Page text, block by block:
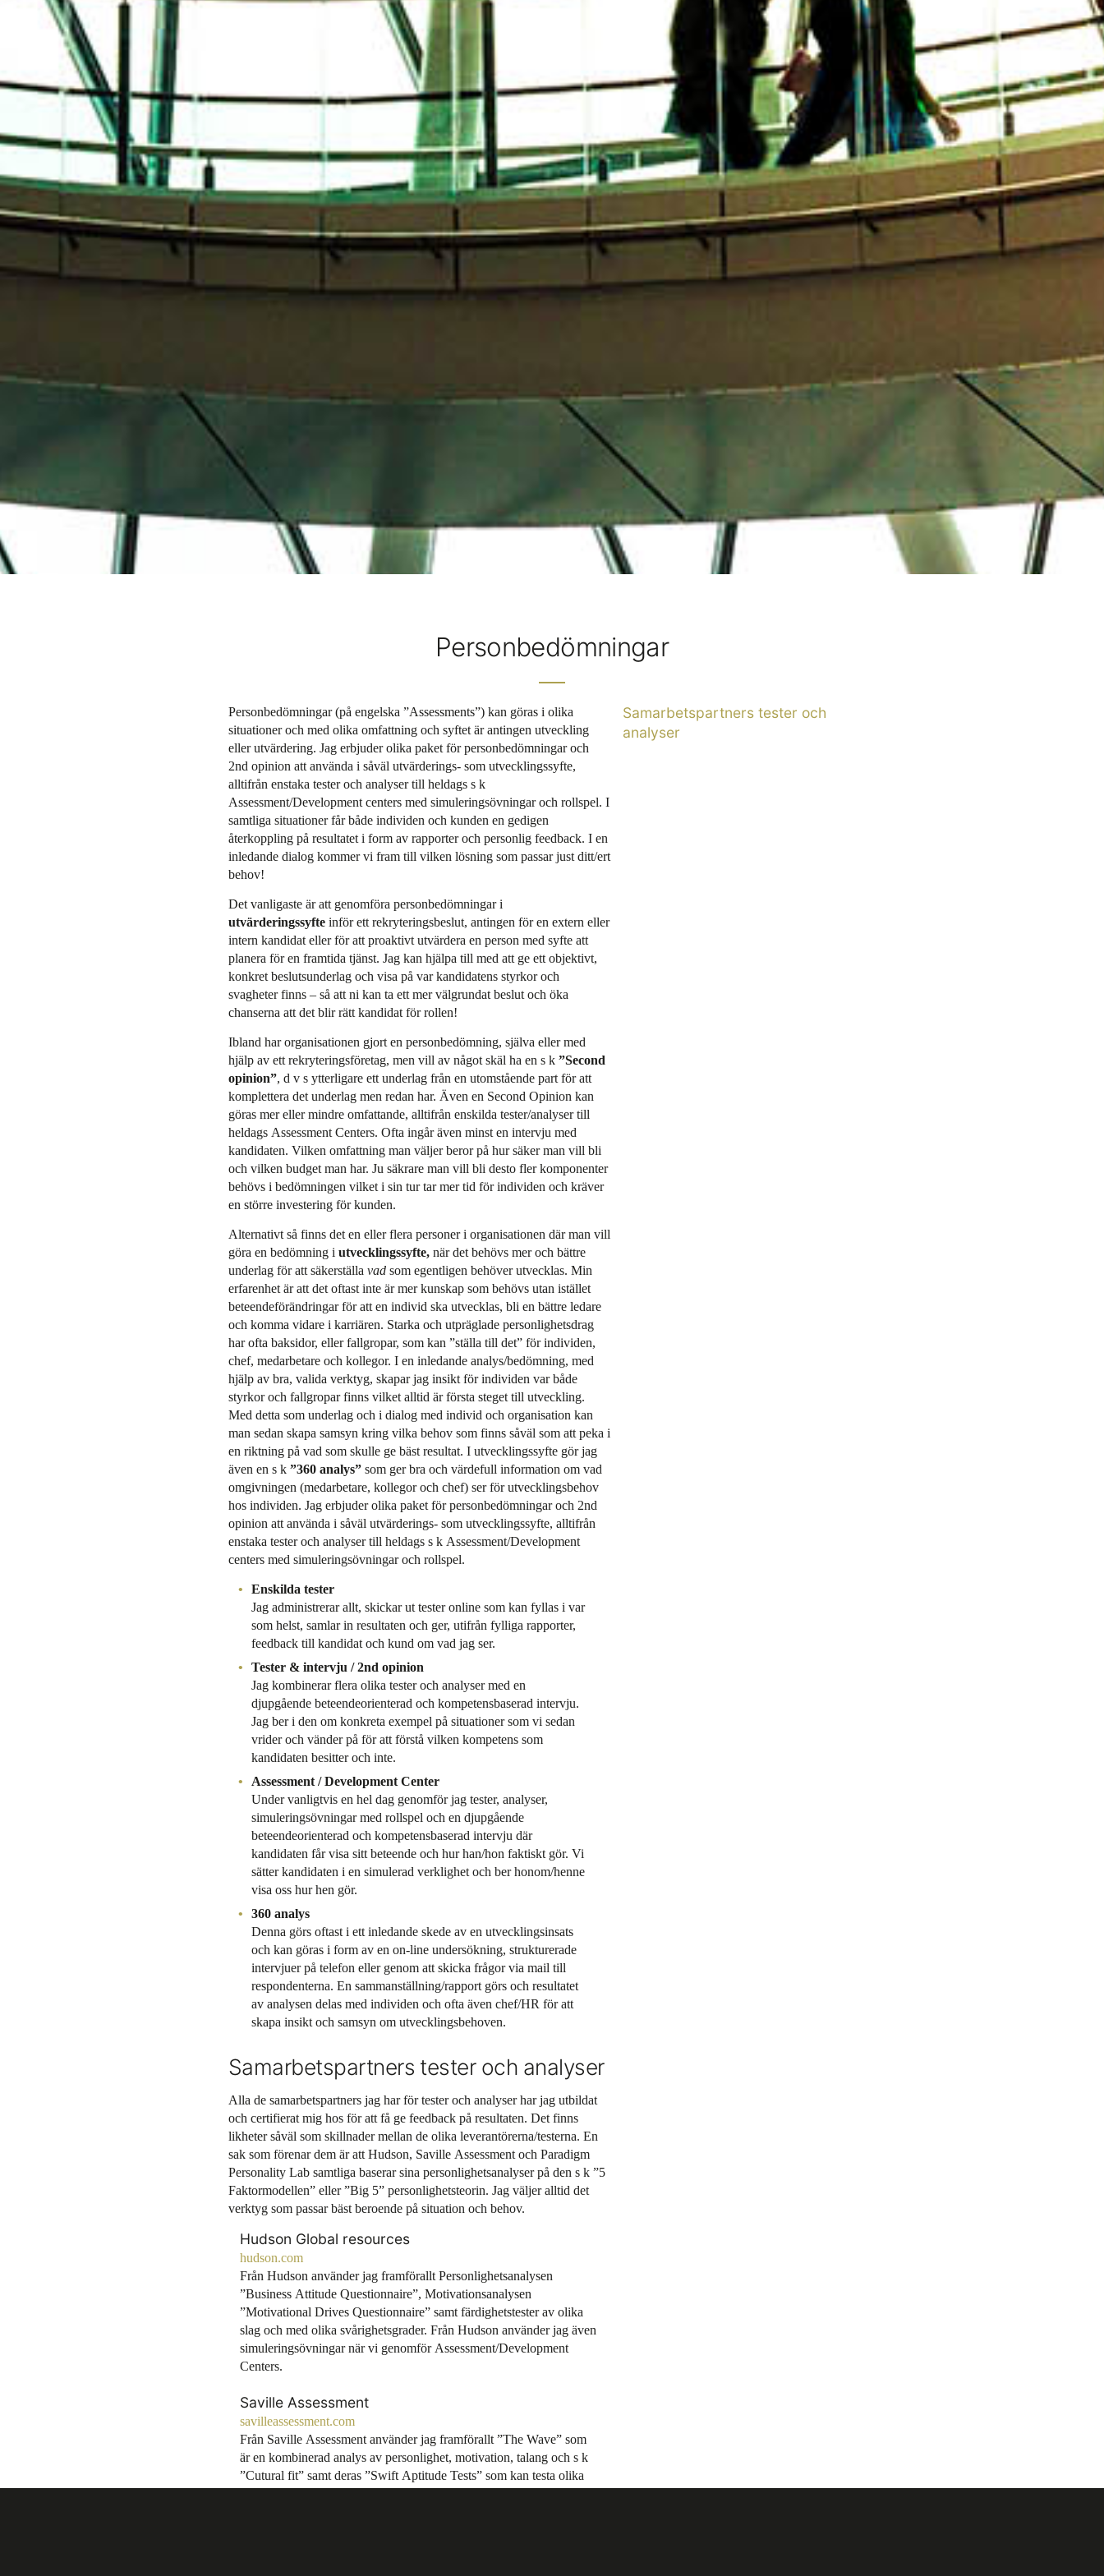
Personbedömningar
Personbedömningar (på engelska ”Assessments”) kan göras i olika
situationer och med olika omfattning och syftet är antingen utveckling
eller utvärdering. Jag erbjuder olika paket för personbedömningar och
2nd opinion att använda i såväl utvärderings- som utvecklingssyfte,
alltifrån enstaka tester och analyser till heldags s k
Assessment/Development centers med simuleringsövningar och rollspel. I
samtliga situationer får både individen och kunden en gedigen
återkoppling på resultatet i form av rapporter och personlig feedback. I en
inledande dialog kommer vi fram till vilken lösning som passar just ditt/ert
behov!
Det vanligaste är att genomföra personbedömningar i
utvärderingssyfte inför ett rekryteringsbeslut, antingen för en extern eller
intern kandidat eller för att proaktivt utvärdera en person med syfte att
planera för en framtida tjänst. Jag kan hjälpa till med att ge ett objektivt,
konkret beslutsunderlag och visa på var kandidatens styrkor och
svagheter finns – så att ni kan ta ett mer välgrundat beslut och öka
chanserna att det blir rätt kandidat för rollen!
Ibland har organisationen gjort en personbedömning, själva eller med
hjälp av ett rekryteringsföretag, men vill av något skäl ha en s k ”Second
opinion”, d v s ytterligare ett underlag från en utomstående part för att
komplettera det underlag men redan har. Även en Second Opinion kan
göras mer eller mindre omfattande, alltifrån enskilda tester/analyser till
heldags Assessment Centers. Ofta ingår även minst en intervju med
kandidaten. Vilken omfattning man väljer beror på hur säker man vill bli
och vilken budget man har. Ju säkrare man vill bli desto fler komponenter
behövs i bedömningen vilket i sin tur tar mer tid för individen och kräver
en större investering för kunden.
Alternativt så finns det en eller flera personer i organisationen där man vill
göra en bedömning i utvecklingssyfte, när det behövs mer och bättre
underlag för att säkerställa vad som egentligen behöver utvecklas. Min
erfarenhet är att det oftast inte är mer kunskap som behövs utan istället
beteendeförändringar för att en individ ska utvecklas, bli en bättre ledare
och komma vidare i karriären. Starka och utpräglade personlighetsdrag
har ofta baksidor, eller fallgropar, som kan ”ställa till det” för individen,
chef, medarbetare och kollegor. I en inledande analys/bedömning, med
hjälp av bra, valida verktyg, skapar jag insikt för individen var både
styrkor och fallgropar finns vilket alltid är första steget till utveckling.
Med detta som underlag och i dialog med individ och organisation kan
man sedan skapa samsyn kring vilka behov som finns såväl som att peka i
en riktning på vad som skulle ge bäst resultat. I utvecklingssyfte gör jag
även en s k ”360 analys” som ger bra och värdefull information om vad
omgivningen (medarbetare, kollegor och chef) ser för utvecklingsbehov
hos individen. Jag erbjuder olika paket för personbedömningar och 2nd
opinion att använda i såväl utvärderings- som utvecklingssyfte, alltifrån
enstaka tester och analyser till heldags s k Assessment/Development
centers med simuleringsövningar och rollspel.
Enskilda tester
Jag administrerar allt, skickar ut tester online som kan fyllas i var
som helst, samlar in resultaten och ger, utifrån fylliga rapporter,
feedback till kandidat och kund om vad jag ser.
Tester & intervju / 2nd opinion
Jag kombinerar flera olika tester och analyser med en
djupgående beteendeorienterad och kompetensbaserad intervju.
Jag ber i den om konkreta exempel på situationer som vi sedan
vrider och vänder på för att förstå vilken kompetens som
kandidaten besitter och inte.
Assessment / Development Center
Under vanligtvis en hel dag genomför jag tester, analyser,
simuleringsövningar med rollspel och en djupgående
beteendeorienterad och kompetensbaserad intervju där
kandidaten får visa sitt beteende och hur han/hon faktiskt gör. Vi
sätter kandidaten i en simulerad verklighet och ber honom/henne
visa oss hur hen gör.
360 analys
Denna görs oftast i ett inledande skede av en utvecklingsinsats
och kan göras i form av en on-line undersökning, strukturerade
intervjuer på telefon eller genom att skicka frågor via mail till
respondenterna. En sammanställning/rapport görs och resultatet
av analysen delas med individen och ofta även chef/HR för att
skapa insikt och samsyn om utvecklingsbehoven.
Samarbetspartners tester och analyser
Alla de samarbetspartners jag har för tester och analyser har jag utbildat
och certifierat mig hos för att få ge feedback på resultaten. Det finns
likheter såväl som skillnader mellan de olika leverantörerna/testerna. En
sak som förenar dem är att Hudson, Saville Assessment och Paradigm
Personality Lab samtliga baserar sina personlighetsanalyser på den s k ”5
Faktormodellen” eller ”Big 5” personlighetsteorin. Jag väljer alltid det
verktyg som passar bäst beroende på situation och behov.
Hudson Global resources
hudson.com
Från Hudson använder jag framförallt Personlighetsanalysen
”Business Attitude Questionnaire”, Motivationsanalysen
”Motivational Drives Questionnaire” samt färdighetstester av olika
slag och med olika svårighetsgrader. Från Hudson använder jag även
simuleringsövningar när vi genomför Assessment/Development
Centers.
Saville Assessment
savilleassessment.com
Från Saville Assessment använder jag framförallt ”The Wave” som
är en kombinerad analys av personlighet, motivation, talang och s k
”Cutural fit” samt deras ”Swift Aptitude Tests” som kan testa olika
färdigheter. Jag använder också en för ungdomar speciellt framtagen
Samarbetspartners tester och
analyser